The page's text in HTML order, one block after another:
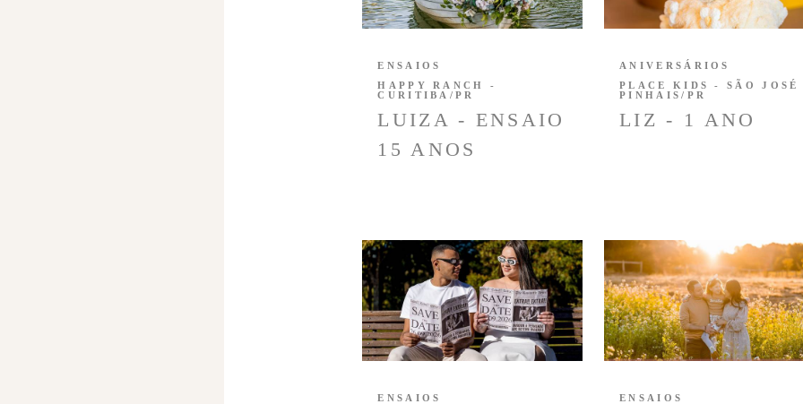
LUIZA - ENSAIO
15 ANOS
ENSAIOS
HAPPY RANCH -
CURITIBA/PR
LIZ - 1 ANO
ANIVERSÁRIOS
PLACE KIDS - SÃO JOSÉ
PINHAIS/PR
ENSAIOS
ENSAIOS